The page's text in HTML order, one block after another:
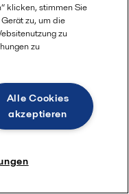
ein Produkt
klicken, stimmen Sie
zu, um die
zu
zu
Alle Cookies
akzeptieren